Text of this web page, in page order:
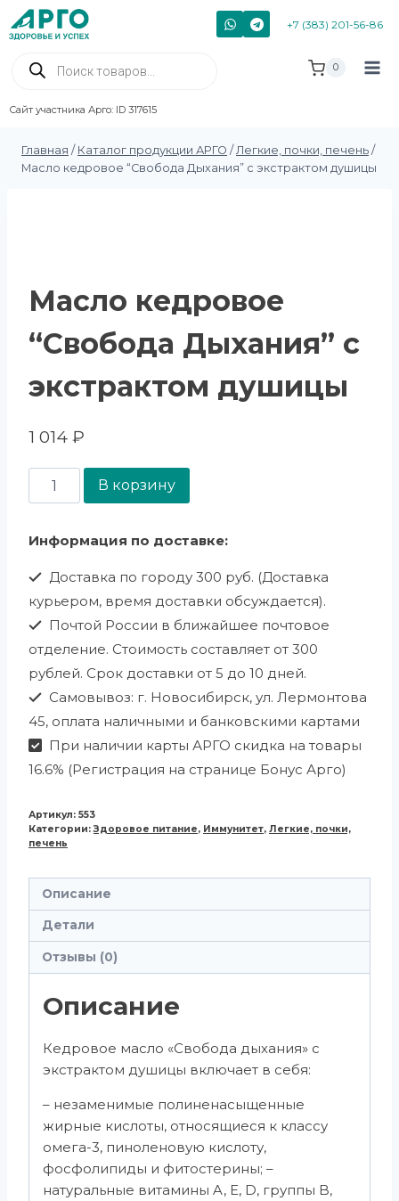
+7 (383) 201-56-86
Сайт участника Арго: ID 317615
0
Главная / Каталог продукции АРГО / Легкие, почки, печень /
Масло кедровое “Свобода Дыхания” с экстрактом душицы
Масло кедровое
“Свобода Дыхания” с
экстрактом душицы
1 014 ₽
В корзину
Информация по доставке:
Доставка по городу 300 руб. (Доставка
курьером, время доставки обсуждается).
Почтой России в ближайшее почтовое
отделение. Стоимость составляет от 300
рублей. Срок доставки от 5 до 10 дней.
Самовывоз: г. Новосибирск, ул. Лермонтова
45, оплата наличными и банковскими картами
При наличии карты АРГО скидка на товары
16.6% (Регистрация на странице Бонус Арго)
Артикул: 553
Категории:Здоровое питание, Иммунитет, Легкие, почки,
печень
Описание
Детали
Отзывы (0)
Описание
Кедровое масло «Свобода дыхания» с
экстрактом душицы включает в себя:
– незаменимые полиненасыщенные
жирные кислоты, относящиеся к классу
омега-3, пиноленовую кислоту,
фосфолипиды и фитостерины; –
натуральные витамины A, E, D, группы B,